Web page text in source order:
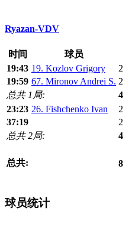
Ryazan-VDV
时间 球员
19:43 19. Kozlov Grigory 2
19:59 67. Mironov Andrei S. 2
总共 1局:
4
23:23 26. Fishchenko Ivan 2
37:19
2
总共 2局:
4
总共: 8
球员统计